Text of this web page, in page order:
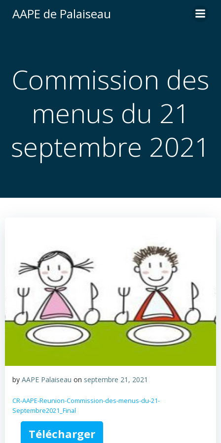
AAPE de Palaiseau
Commission des
menus du 21
septembre 2021
by AAPE Palaiseau on septembre 21, 2021
CR-AAPE-Reunion-Commission-des-menus-du-21-
Septembre2021_Final
Télécharger